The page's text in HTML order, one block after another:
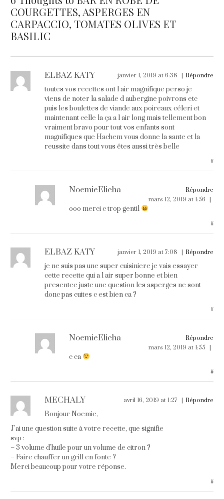
COURGETTES, ASPERGES EN
CARPACCIO, TOMATES OLIVES ET
BASILIC
ELBAZ KATY Répondre
janvier 1, 2019 at 6:38
toutes vos recettes ont l air magnifique perso je
viens de noter la salade d aubergine poivrons etc
puis les boulettes de viande aux poireaux céleri et
maintenant celle la ça a l air long mais tellement bon
vraiment bravo pour tout vos enfants sont
magnifiques que Hachem vous donne la sante et la
reussite dans tout vous êtes aussi très belle
#
NoemieElicha
Répondre
mars 12, 2019 at 1:56
ooo merci c trop gentil
#
ELBAZ KATY Répondre
janvier 1, 2019 at 7:08
je ne suis pas une super cuisiniere je vais essayer
cette recette qui a l air super bonne et bien
presentee juste une question les asperges ne sont
donc pas cuites c est bien ca ?
#
NoemieElicha
Répondre
mars 12, 2019 at 1:55
c ca
#
MECHALY Répondre
avril 16, 2019 at 1:27
Bonjour Noemie,
J’ai une question suite à votre recette, que signifie
svp :
– 3 volume d’huile pour un volume de citron ?
– Faire chauffer un grill en fonte ?
Merci beaucoup pour votre réponse.
#